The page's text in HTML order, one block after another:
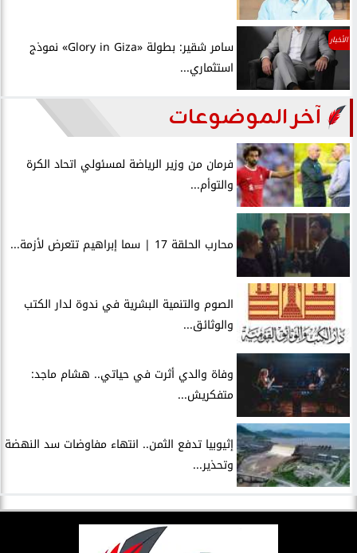
الأخبار
سامر شقير: بطولة «Glory in Giza» نموذج
استثماري...
آخر الموضوعات
فرمان من وزير الرياضة لمسئولي اتحاد الكرة
والتوأم...
محارب الحلقة 17 | سما إبراهيم تتعرض لأزمة...
الصوم والتنمية البشرية في ندوة لدار الكتب
والوثائق...
وفاة والدي أثرت في حياتي.. هشام ماجد:
متفكريش...
إثيوبيا تدفع الثمن.. انتهاء مفاوضات سد النهضة
وتحذير...